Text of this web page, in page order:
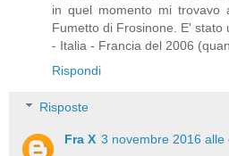
in quel momento mi trovavo
Fumetto di Frosinone. E' stato
- Italia - Francia del 2006
Rispondi
Risposte
Fra X 3 novembre 2016 alle